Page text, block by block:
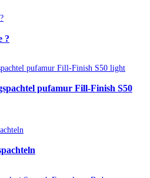
?
pufamur Fill-Finish S50